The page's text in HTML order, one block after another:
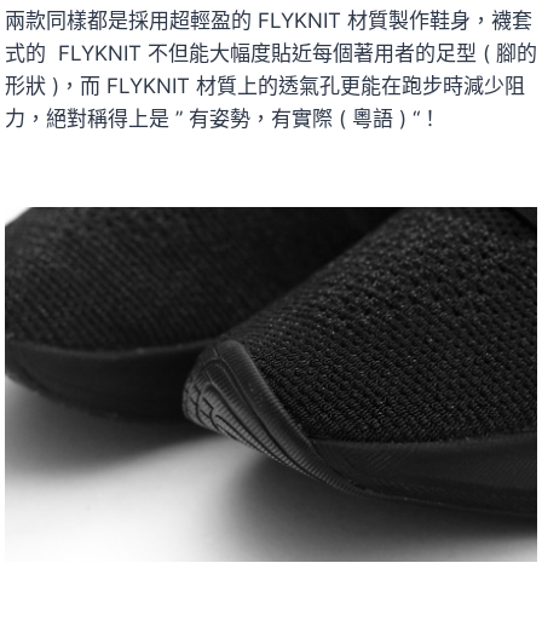
兩款同樣都是採用超輕盈的 FLYKNIT 材質製作鞋身，襪套
式的 FLYKNIT 不但能大幅度貼近每個著用者的足型 ( 腳的
形狀 )，而 FLYKNIT 材質上的透氣孔更能在跑步時減少阻
力，絕對稱得上是 ” 有姿勢，有實際 ( 粵語 ) “！